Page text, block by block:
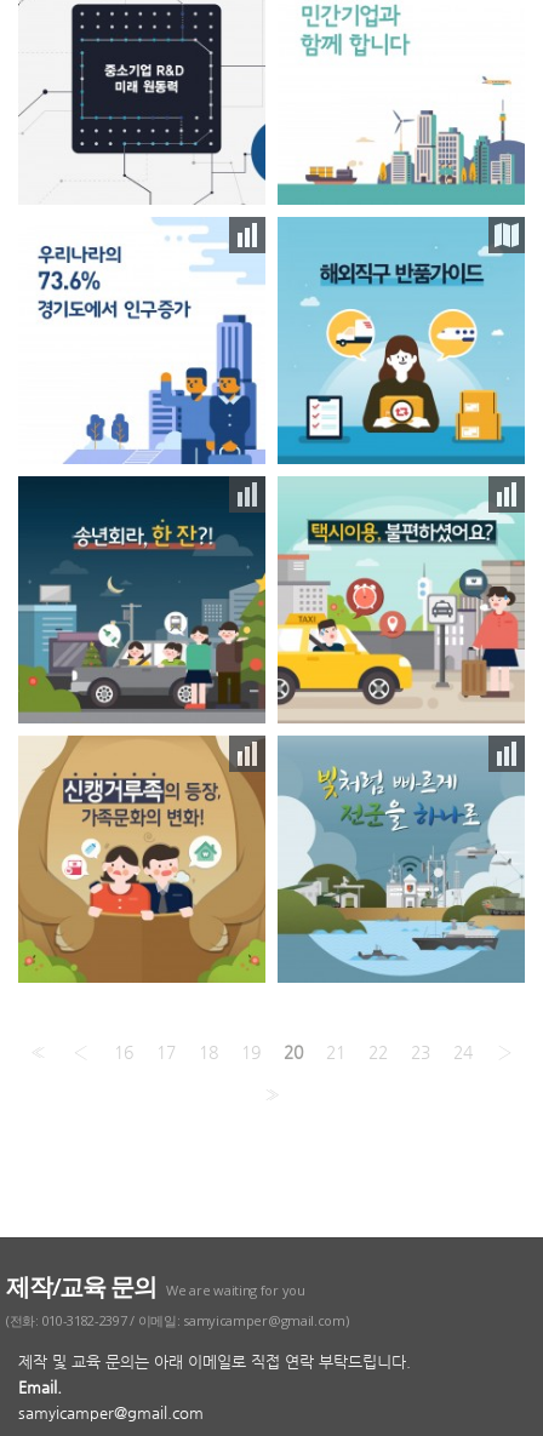
« ‹ 16 17 18 19 20 21 22 23 24 ›
»
제작/교육 문의
We are waiting for you
(전화: 010-3182-2397 / 이메일: samyicamper@gmail.com)
제작 및 교육 문의는 아래 이메일로 직접 연락 부탁드립니다.
Email.
samyicamper@gmail.com